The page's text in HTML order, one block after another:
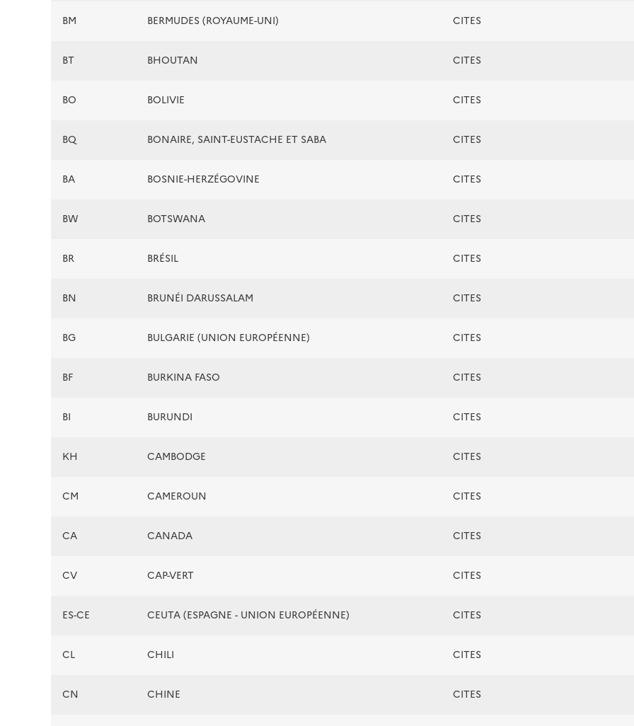
BM BERMUDES (ROYAUME-UNI) CITES
BT BHOUTAN CITES
BO BOLIVIE CITES
BQ BONAIRE, SAINT-EUSTACHE ET SABA CITES
BA BOSNIE-HERZÉGOVINE CITES
BW BOTSWANA CITES
BR BRÉSIL CITES
BN BRUNÉI DARUSSALAM CITES
BG BULGARIE (UNION EUROPÉENNE) CITES
BF BURKINA FASO CITES
BI BURUNDI CITES
KH CAMBODGE CITES
CM CAMEROUN CITES
CA CANADA CITES
CV CAP-VERT CITES
ES-CE CEUTA (ESPAGNE - UNION EUROPÉENNE) CITES
CL CHILI CITES
CN CHINE CITES